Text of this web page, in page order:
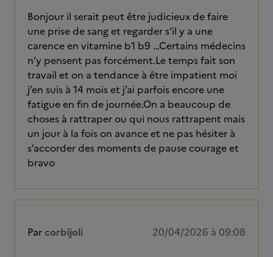
Bonjour il serait peut être judicieux de faire
une prise de sang et regarder s’il y a une
carence en vitamine b1 b9 …Certains médecins
n’y pensent pas forcément.Le temps fait son
travail et on a tendance à être impatient moi
j’en suis à 14 mois et j’ai parfois encore une
fatigue en fin de journée.On a beaucoup de
choses à rattraper ou qui nous rattrapent mais
un jour à la fois on avance et ne pas hésiter à
s’accorder des moments de pause courage et
bravo
Par corbijoli 20/04/2026 à 09:08